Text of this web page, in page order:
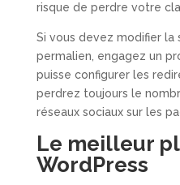
risque de perdre votre
Si vous devez modifier
permalien, engagez un
puisse configurer les
perdrez toujours le
réseaux sociaux sur les
Le meilleur
WordPress